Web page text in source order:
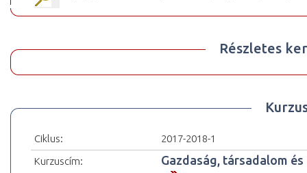
Részletes
Ciklus:
2017-2018-1
Kurzuscím:
Gazdaság, társadalom